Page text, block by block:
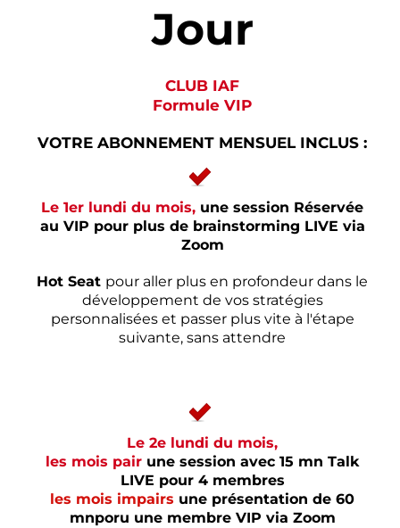
Jour
CLUB IAF
Formule VIP
VOTRE ABONNEMENT MENSUEL INCLUS :
Le 1er lundi du mois, une session Réservée
au VIP pour plus de brainstorming LIVE via
Zoom
Hot Seat pour aller plus en profondeur dans le
développement de vos stratégies
personnalisées et passer plus vite à l'étape
suivante, sans attendre
Le 2e lundi du mois,
les mois pair une session avec 15 mn Talk
LIVE pour 4 membres
les mois impairs une présentation de 60
mnporu une membre VIP via Zoom